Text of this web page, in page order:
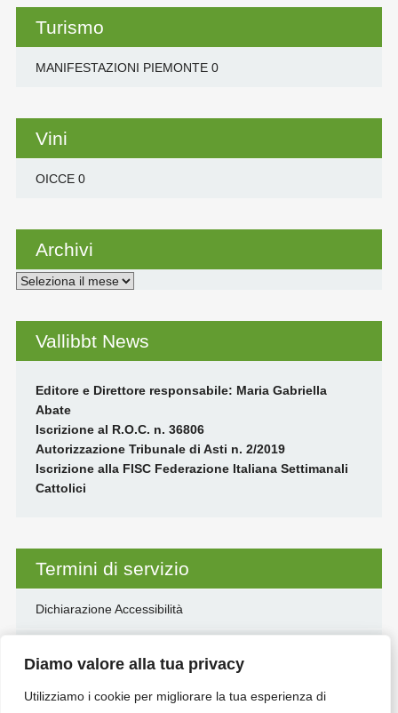
Diamo valore alla tua privacy
Utilizziamo i cookie per migliorare la tua esperienza di
Turismo
MANIFESTAZIONI PIEMONTE0
Vini
OICCE0
Archivi
Archivi
Vallibbt News
Editore e Direttore responsabile: Maria Gabriella
Abate
Iscrizione al R.O.C. n. 36806
Autorizzazione Tribunale di Asti n. 2/2019
Iscrizione alla FISC Federazione Italiana Settimanali
Cattolici
Termini di servizio
Dichiarazione Accessibilità
Informativa Privacy e Cookie